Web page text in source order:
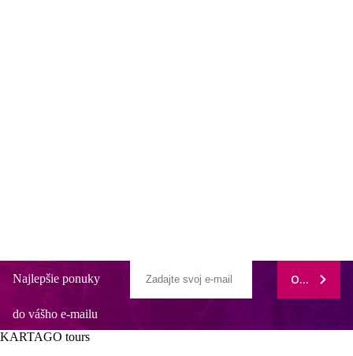
Najlepšie ponuky
do vášho e-mailu
ODOBERAŤ
KARTAGO tours